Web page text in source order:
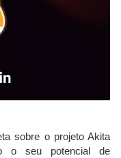
sobre o projeto Akita
o seu potencial de